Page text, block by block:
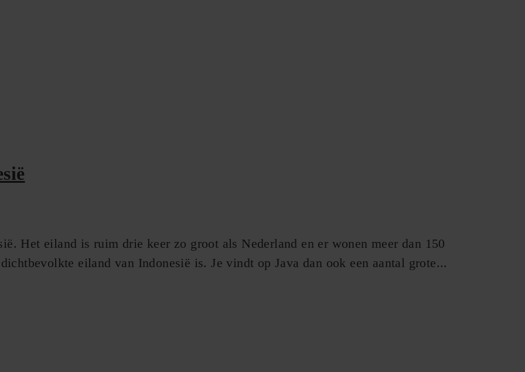
Het eiland is ruim drie keer zo groot als Nederland en er wonen meer dan 150
eiland van Indonesië is. Je vindt op Java dan ook een aantal grote...